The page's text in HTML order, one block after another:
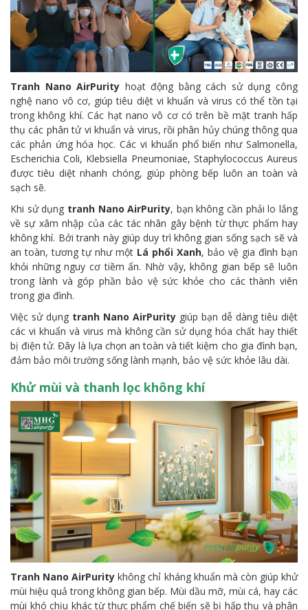
Tranh Nano AirPurity hoạt động bằng cách sử dụng công
nghệ nano vô cơ, giúp tiêu diệt vi khuẩn và virus có thể tồn tại
trong không khí. Các hạt nano vô cơ có trên bề mặt tranh hấp
thụ các phân tử vi khuẩn và virus, rồi phân hủy chúng thông qua
các phản ứng hóa học. Các vi khuẩn phổ biến như Salmonella,
Escherichia Coli, Klebsiella Pneumoniae, Staphylococcus Aureus
được tiêu diệt nhanh chóng, giúp phòng bếp luôn an toàn và
sạch sẽ.
Khi sử dụng tranh Nano AirPurity, bạn không cần phải lo lắng
về sự xâm nhập của các tác nhân gây bệnh từ thực phẩm hay
không khí. Bởi tranh này giúp duy trì không gian sống sạch sẽ và
an toàn, tương tự như một Lá phổi Xanh, bảo vệ gia đình bạn
khỏi những nguy cơ tiềm ẩn. Nhờ vậy, không gian bếp sẽ luôn
trong lành và góp phần bảo vệ sức khỏe cho các thành viên
trong gia đình.
Việc sử dụng tranh Nano AirPurity giúp bạn dễ dàng tiêu diệt
các vi khuẩn và virus mà không cần sử dụng hóa chất hay thiết
bị điện tử. Đây là lựa chọn an toàn và tiết kiệm cho gia đình bạn,
đảm bảo môi trường sống lành mạnh, bảo vệ sức khỏe lâu dài.
Khử mùi và thanh lọc không khí
Tranh Nano AirPurity không chỉ kháng khuẩn mà còn giúp khử
mùi hiệu quả trong không gian bếp. Mùi dầu mỡ, mùi cá, hay các
mùi khó chịu khác từ thực phẩm chế biến sẽ bị hấp thụ và phân